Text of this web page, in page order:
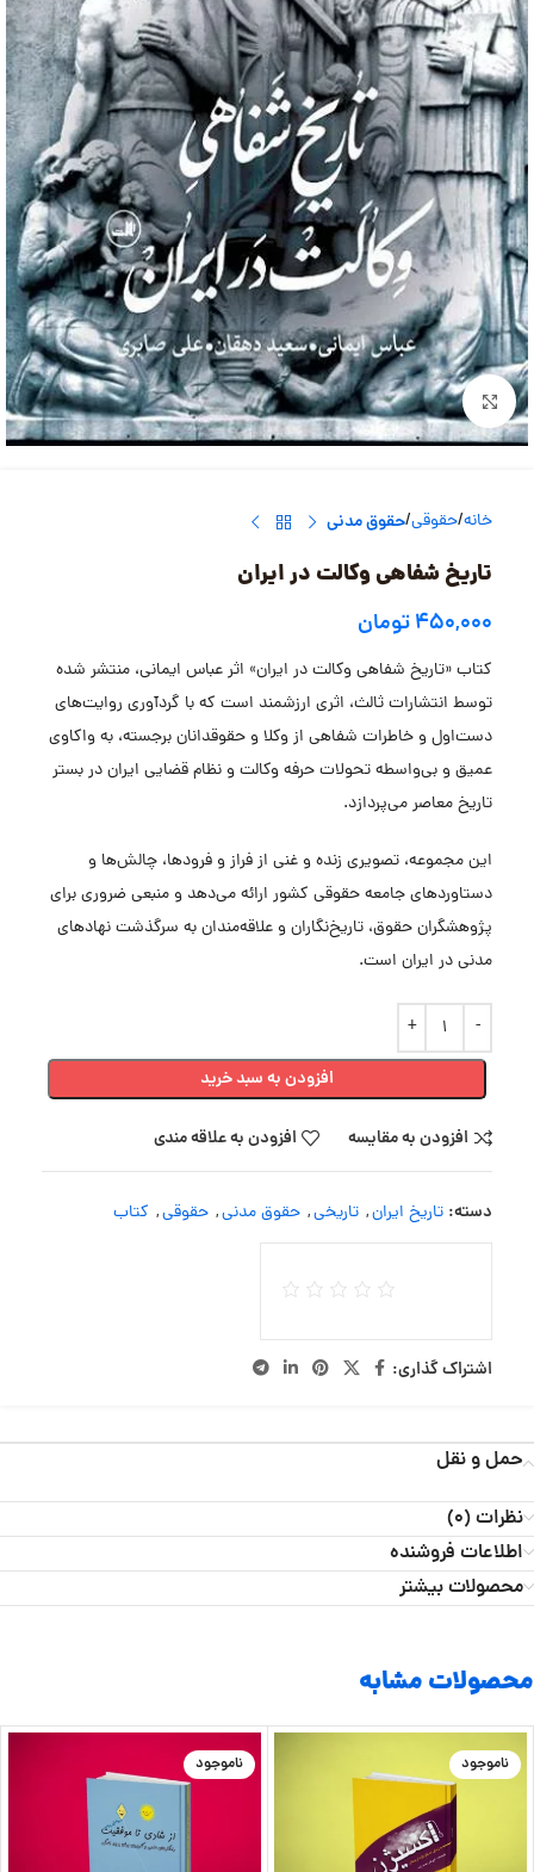
بزرگنمایی تصویر
خانه حقوقی حقوق مدنی
تاریخ شفاهی وکالت در ایران
۴۵۰,۰۰۰تومان
کتاب «تاریخ شفاهی وکالت در ایران» اثر عباس ایمانی، منتشر شده
توسط انتشارات ثالث، اثری ارزشمند است که با گردآوری روایت‌های
دست‌اول و خاطرات شفاهی از وکلا و حقوقدانان برجسته، به واکاوی
عمیق و بی‌واسطه تحولات حرفه وکالت و نظام قضایی ایران در بستر
تاریخ معاصر می‌پردازد.
این مجموعه، تصویری زنده و غنی از فراز و فرودها، چالش‌ها و
دستاوردهای جامعه حقوقی کشور ارائه می‌دهد و منبعی ضروری برای
پژوهشگران حقوق، تاریخ‌نگاران و علاقه‌مندان به سرگذشت نهادهای
مدنی در ایران است.
افزودن به سبد خرید
افزودن به مقایسه افزودن به علاقه مندی
دسته: تاریخ ایران, تاریخی, حقوق مدنی, حقوقی, کتاب
اشتراک گذاری:
حمل و نقل
نظرات (0)
اطلاعات فروشنده
محصولات بیشتر
محصولات مشابه
ناموجود ناموجود